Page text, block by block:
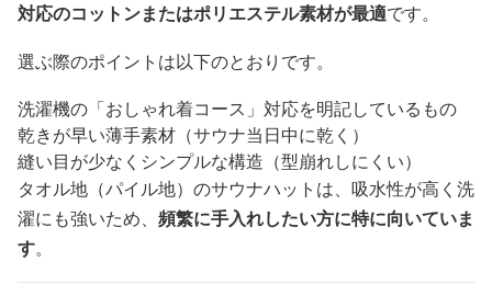
対応のコットンまたはポリエステル素材が最適です。
選ぶ際のポイントは以下のとおりです。
洗濯機の「おしゃれ着コース」対応を明記しているもの
乾きが早い薄手素材（サウナ当日中に乾く）
縫い目が少なくシンプルな構造（型崩れしにくい）
タオル地（パイル地）のサウナハットは、吸水性が高く洗
濯にも強いため、 頻繁に手入れしたい方に特に向いていま
す。